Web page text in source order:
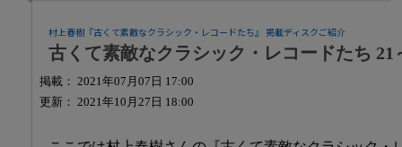
村上春樹『古くて素敵なクラシック・レコードたち』 掲載ディスクご紹介
古くて素敵なクラシック・レコードたち 21
掲載： 2021年07月07日 17:00
更新： 2021年10月27日 18:00